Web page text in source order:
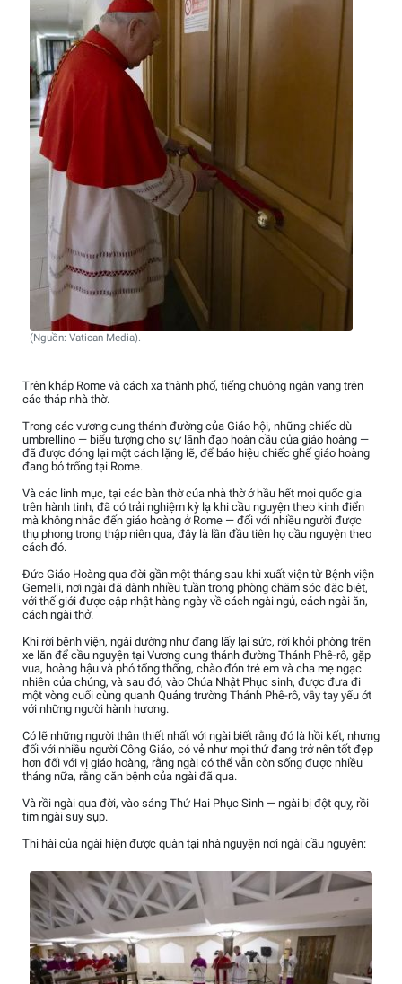
(Nguồn: Vatican Media).
Trên khắp Rome và cách xa thành phố, tiếng chuông ngân vang trên
các tháp nhà thờ.
Trong các vương cung thánh đường của Giáo hội, những chiếc dù
umbrellino — biểu tượng cho sự lãnh đạo hoàn cầu của giáo hoàng —
đã được đóng lại một cách lặng lẽ, để báo hiệu chiếc ghế giáo hoàng
đang bỏ trống tại Rome.
Và các linh mục, tại các bàn thờ của nhà thờ ở hầu hết mọi quốc gia
trên hành tinh, đã có trải nghiệm kỳ lạ khi cầu nguyện theo kinh điển
mà không nhắc đến giáo hoàng ở Rome — đối với nhiều người được
thụ phong trong thập niên qua, đây là lần đầu tiên họ cầu nguyện theo
cách đó.
Đức Giáo Hoàng qua đời gần một tháng sau khi xuất viện từ Bệnh viện
Gemelli, nơi ngài đã dành nhiều tuần trong phòng chăm sóc đặc biệt,
với thế giới được cập nhật hàng ngày về cách ngài ngủ, cách ngài ăn,
cách ngài thở.
Khi rời bệnh viện, ngài dường như đang lấy lại sức, rời khỏi phòng trên
xe lăn để cầu nguyện tại Vương cung thánh đường Thánh Phê-rô, gặp
vua, hoàng hậu và phó tổng thống, chào đón trẻ em và cha mẹ ngạc
nhiên của chúng, và sau đó, vào Chúa Nhật Phục sinh, được đưa đi
một vòng cuối cùng quanh Quảng trường Thánh Phê-rô, vẫy tay yếu ớt
với những người hành hương.
Có lẽ những người thân thiết nhất với ngài biết rằng đó là hồi kết, nhưng
đối với nhiều người Công Giáo, có vẻ như mọi thứ đang trở nên tốt đẹp
hơn đối với vị giáo hoàng, rằng ngài có thể vẫn còn sống được nhiều
tháng nữa, rằng căn bệnh của ngài đã qua.
Và rồi ngài qua đời, vào sáng Thứ Hai Phục Sinh — ngài bị đột quỵ, rồi
tim ngài suy sụp.
Thi hài của ngài hiện được quàn tại nhà nguyện nơi ngài cầu nguyện: